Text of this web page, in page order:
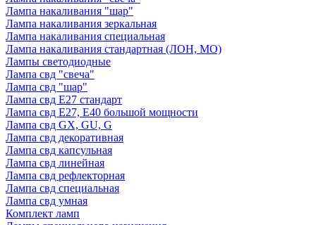
Лампа накаливания "шар"
Лампа накаливания зеркальная
Лампа накаливания специальная
Лампа накаливания стандартная (ЛОН, МО)
Лампы светодиодные
Лампа свд "свеча"
Лампа свд "шар"
Лампа свд E27 стандарт
Лампа свд E27, Е40 большой мощности
Лампа свд GX, GU, G
Лампа свд декоративная
Лампа свд капсульная
Лампа свд линейная
Лампа свд рефлекторная
Лампа свд специальная
Лампа свд умная
Комплект ламп